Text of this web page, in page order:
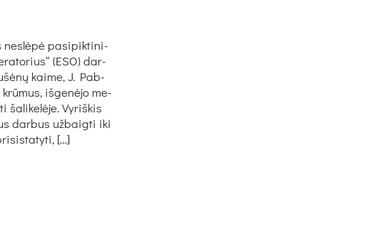
ne­slė­pė pa­si­pik­ti­ni­
(ESO) dar­
kai­me, J. Pab­
iš­ge­nė­jo me­
ša­li­ke­lė­je. Vy­riš­kis
dar­bus už­baig­ti iki
[…]